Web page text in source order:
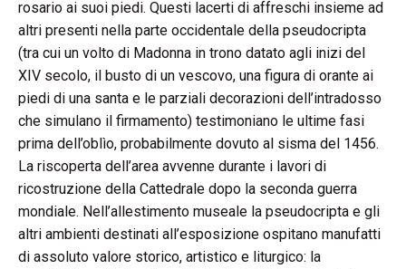
rosario ai suoi piedi. Questi lacerti di affreschi insieme ad
altri presenti nella parte occidentale della pseudocripta
(tra cui un volto di Madonna in trono datato agli inizi del
XIV secolo, il busto di un vescovo, una figura di orante ai
piedi di una santa e le parziali decorazioni dell’intradosso
che simulano il firmamento) testimoniano le ultime fasi
prima dell’oblìo, probabilmente dovuto al sisma del 1456.
La riscoperta dell’area avvenne durante i lavori di
ricostruzione della Cattedrale dopo la seconda guerra
mondiale. Nell’allestimento museale la pseudocripta e gli
altri ambienti destinati all’esposizione ospitano manufatti
di assoluto valore storico, artistico e liturgico: la